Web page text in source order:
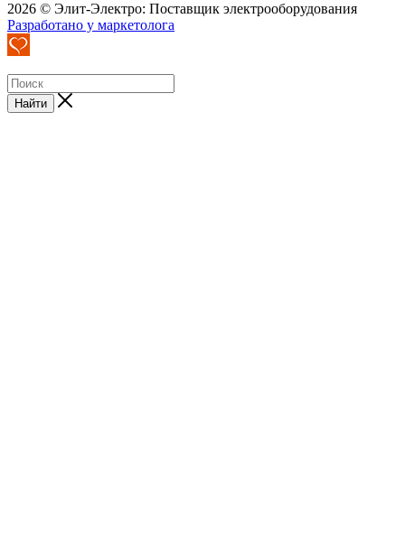
2026 © Элит-Электро: Поставщик электрооборудования
Разработано у маркетолога
Найти